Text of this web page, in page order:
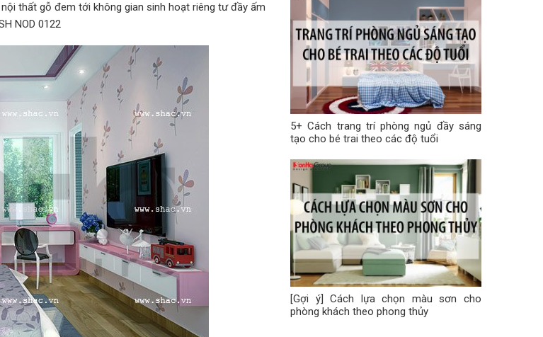
thất gỗ đem tới không gian sinh hoạt riêng tư đầy ấm
NOD 0122
5+ Cách trang trí phòng ngủ đầy sáng
tạo cho bé trai theo các độ tuổi
[Gợi ý] Cách lựa chọn màu sơn cho
phòng khách theo phong thủy